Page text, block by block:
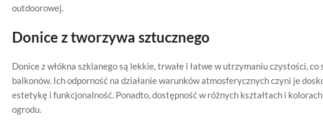
outdoorowej.
Donice z tworzywa sztucznego
Donice z włókna szklanego są lekkie, trwałe i łatwe w utrzymaniu czystości,
balkonów. Ich odporność na działanie warunków atmosferycznych czyni je
estetykę i funkcjonalność. Ponadto, dostępność w różnych kształtach i
ogrodu.